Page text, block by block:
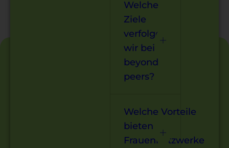
Welche
Ziele
verfolgen
wir bei
beyond
peers?
Welche Vorteile
bieten
Frauennetzwerke